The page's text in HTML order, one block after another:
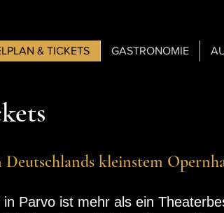
& TICKETS GASTRONOMIE
kleinstem
Parvo ist mehr als ein